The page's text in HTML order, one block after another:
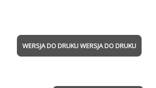
WERSJA DO DRUKU